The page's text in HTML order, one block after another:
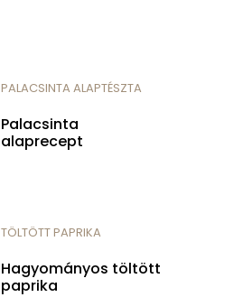
PALACSINTA ALAPTÉSZTA
Palacsinta
alaprecept
TÖLTÖTT PAPRIKA
Hagyományos töltött
paprika